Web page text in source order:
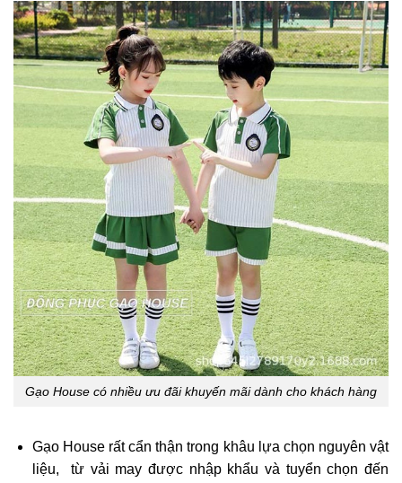
Gạo House có nhiều ưu đãi khuyến mãi dành cho khách hàng
Gạo House rất cẩn thận trong khâu lựa chọn nguyên vật
liệu, từ vải may được nhập khẩu và tuyển chọn đến